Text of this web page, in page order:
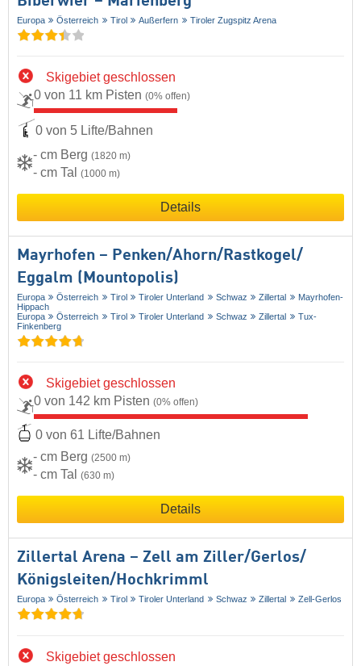
Europa Österreich Tirol Außerfern Tiroler Zugspitz Arena
Skigebiet geschlossen
0 von 11 km Pisten (0% offen)
0 von 5 Lifte/Bahnen
- cm Berg (1820 m)
- cm Tal (1000 m)
Details
Mayrhofen – Penken/​Ahorn/​Rastkogel/​
Eggalm (Mountopolis)
Europa Österreich Tirol Tiroler Unterland Schwaz Zillertal
Mayrhofen-
Hippach
Europa
Österreich Tirol Tiroler Unterland Schwaz Zillertal
Tux-
Finkenberg
Skigebiet geschlossen
0 von 142 km Pisten (0% offen)
0 von 61 Lifte/Bahnen
- cm Berg (2500 m)
- cm Tal (630 m)
Details
Zillertal Arena – Zell am Ziller/​Gerlos/​
Königsleiten/​Hochkrimml
Europa Österreich Tirol Tiroler Unterland Schwaz Zillertal Zell-Gerlos
Skigebiet geschlossen